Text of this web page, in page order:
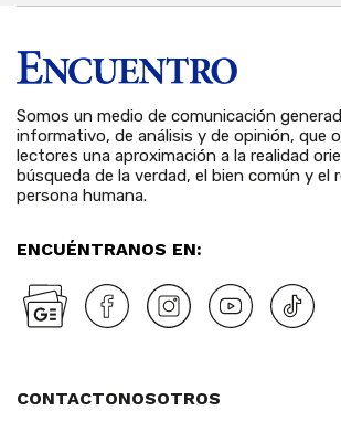
Somos un medio de comunicación
informativo, de análisis y de opinión, que
lectores una aproximación a la realidad
búsqueda de la verdad, el bien común y el
persona humana.
ENCUÉNTRANOS EN:
CONTACTONOSOTROS